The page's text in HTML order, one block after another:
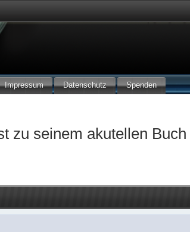
Impressum Datenschutz Spenden
zu seinem akutellen